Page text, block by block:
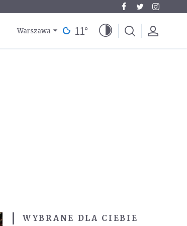
Warszawa 11°
WYBRANE DLA CIEBIE